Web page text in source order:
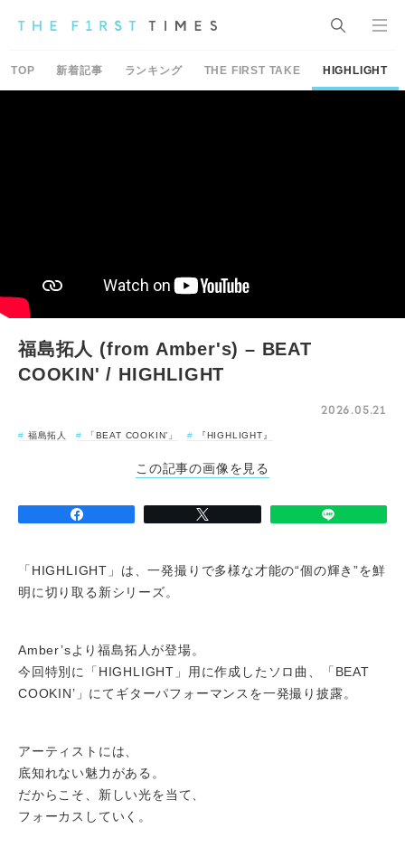
TOP 新着記事 ランキング THE FIRST TAKE HIGHLIGHT
福島拓人 (from Amber's) – BEAT
COOKIN' / HIGHLIGHT
2026.05.21
福島拓人 「BEAT COOKIN’」 『HIGHLIGHT』
この記事の画像を見る
「HIGHLIGHT」は、一発撮りで多様な才能の“個の輝き”を鮮
明に切り取る新シリーズ。
Amber’sより福島拓人が登場。
今回特別に「HIGHLIGHT」用に作成したソロ曲、「BEAT
COOKIN’」にてギターパフォーマンスを一発撮り披露。
アーティストには、
底知れない魅力がある。
だからこそ、新しい光を当て、
フォーカスしていく。